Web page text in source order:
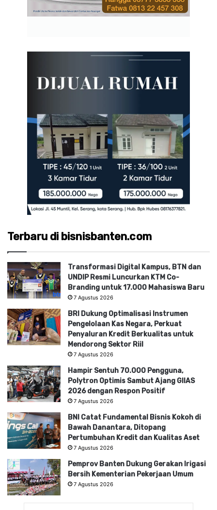
Terbaru di bisnisbanten.com
Transformasi Digital Kampus, BTN dan
UNDIP Resmi Luncurkan KTM Co-
Branding untuk 17.000 Mahasiswa Baru
7 Agustus 2026
BRI Dukung Optimalisasi Instrumen
Pengelolaan Kas Negara, Perkuat
Penyaluran Kredit Berkualitas untuk
Mendorong Sektor Riil
7 Agustus 2026
Hampir Sentuh 70.000 Pengguna,
Polytron Optimis Sambut Ajang GIIAS
2026 dengan Respon Positif
7 Agustus 2026
BNI Catat Fundamental Bisnis Kokoh di
Bawah Danantara, Ditopang
Pertumbuhan Kredit dan Kualitas Aset
7 Agustus 2026
Pemprov Banten Dukung Gerakan Irigasi
Bersih Kementerian Pekerjaan Umum
7 Agustus 2026